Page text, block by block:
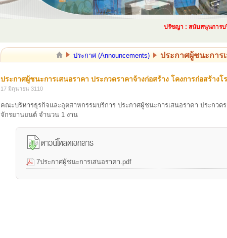
ปรัชญา : สนับสนุนการบริห
ประกาศ (Announcements) ประกาศผู้ชนะการ
ประกาศผู้ชนะการเสนอราคา ประกวดราคาจ้างก่อสร้าง โคงการก่อสร้าง
17 มิถุนายน 3110
คณะบริหารธุรกิจและอุตสาหกรรมบริการ ประกาศผู้ชนะการเสนอราคา ประกวดร
จักรยานยนต์ จำนวน 1 งาน
7ประกาศผู้ชนะการเสนอราคา.pdf